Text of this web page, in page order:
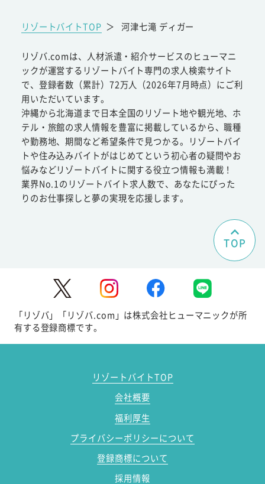
リゾートバイトTOP ＞ 河津七滝 ディガー
リゾバ.comは、人材派遣・紹介サービスのヒューマニ
ックが運営するリゾートバイト専門の求人検索サイト
で、登録者数（累計）72万人（2026年7月時点）にご利
用いただいています。
沖縄から北海道まで日本全国のリゾート地や観光地、ホ
テル・旅館の求人情報を豊富に掲載しているから、職種
や勤務地、期間など希望条件で見つかる。リゾートバイ
トや住み込みバイトがはじめてという初心者の疑問やお
悩みなどリゾートバイトに関する役立つ情報も満載！
業界No.1のリゾートバイト求人数で、あなたにぴった
りのお仕事探しと夢の実現を応援します。
TOP
「リゾバ」「リゾバ.com」は株式会社ヒューマニックが所
有する登録商標です。
リゾートバイトTOP
会社概要
福利厚生
プライバシーポリシーについて
登録商標について
採用情報